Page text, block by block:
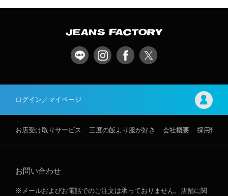
ログイン／マイページ
お店受け取りサービス 三度の飯より服が好き 会社概要 採用情報
お問い合わせ
※メールおよびお電話でのご注文は承っておりません。店舗に関